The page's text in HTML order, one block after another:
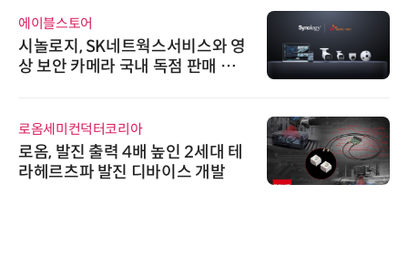
에이블스토어
시놀로지, SK네트웍스서비스와 영
상 보안 카메라 국내 독점 판매 파
로옴세미컨덕터코리아
로옴, 발진 출력 4배 높인 2세대 테
라헤르츠파 발진 디바이스 개발